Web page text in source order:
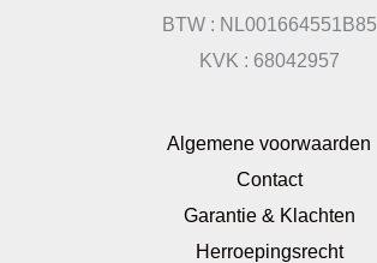
BTW : NL001664551B85
KVK : 68042957
Algemene voorwaarden
Contact
Garantie & Klachten
Herroepingsrecht